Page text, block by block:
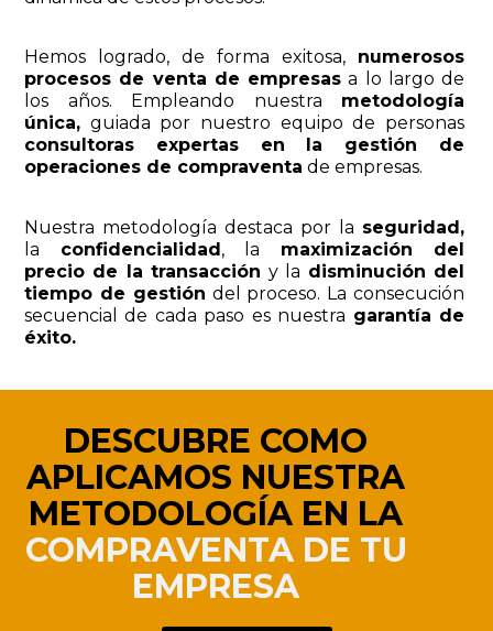
Hemos logrado, de forma exitosa, numerosos
procesos de venta de empresas a lo largo de
los años. Empleando nuestra metodología
única, guiada por nuestro equipo de personas
consultoras expertas en la gestión de
operaciones de compraventa de empresas.
Nuestra metodología destaca por la seguridad,
la confidencialidad, la maximización del
precio de la transacción y la disminución del
tiempo de gestión del proceso. La consecución
secuencial de cada paso es nuestra garantía de
éxito.
DESCUBRE COMO
APLICAMOS NUESTRA
METODOLOGÍA EN LA
COMPRAVENTA DE TU
EMPRESA